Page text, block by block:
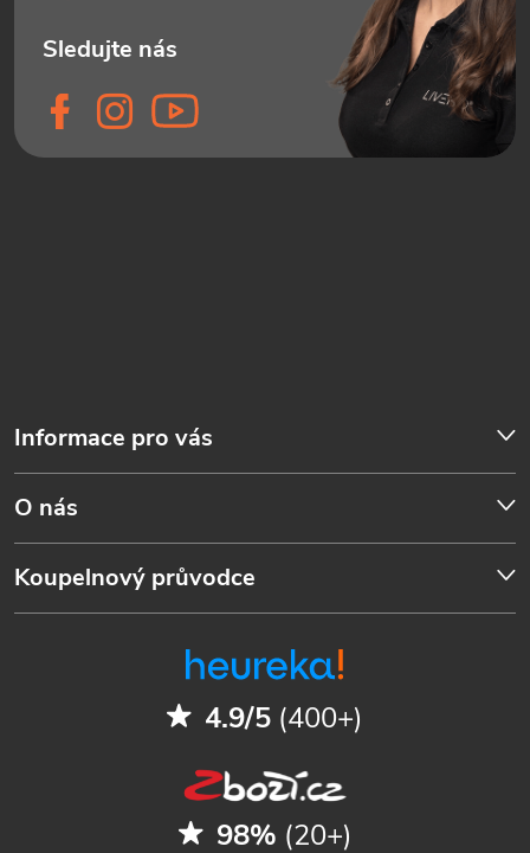
Informace pro vás
O nás
Koupelnový průvodce
4.9/5 (400+)
98% (20+)